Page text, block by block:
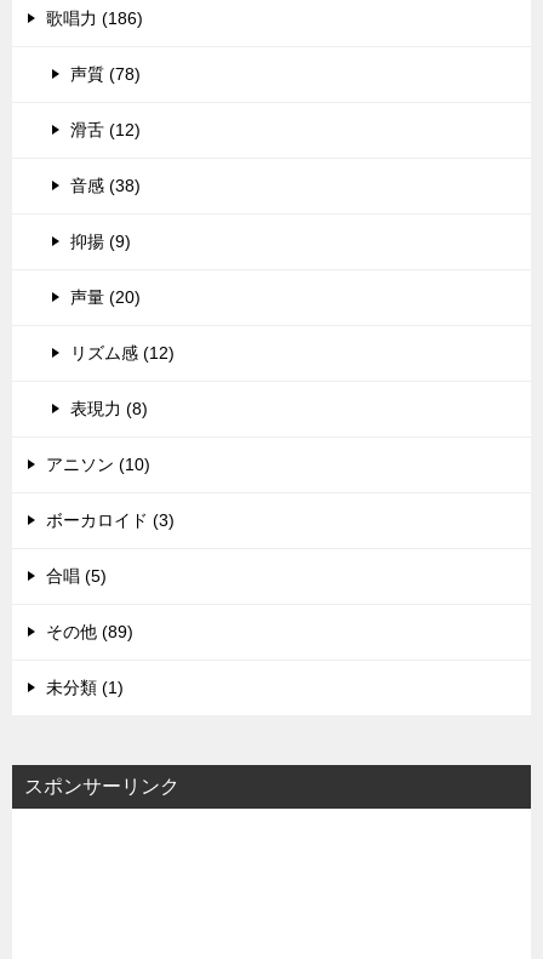
歌唱力 (186)
声質 (78)
滑舌 (12)
音感 (38)
抑揚 (9)
声量 (20)
リズム感 (12)
表現力 (8)
アニソン (10)
ボーカロイド (3)
合唱 (5)
その他 (89)
未分類 (1)
スポンサーリンク